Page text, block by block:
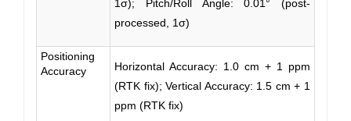
1σ); Pitch/Roll Angle: 0.01° (post-
processed, 1σ)
Positioning
Accuracy
Horizontal Accuracy: 1.0 cm + 1 ppm
(RTK fix); Vertical Accuracy: 1.5 cm + 1
ppm (RTK fix)